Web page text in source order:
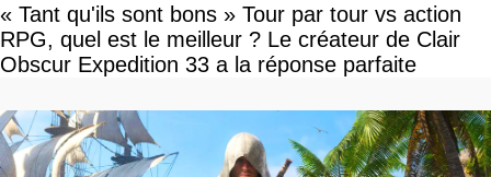
« Tant qu'ils sont bons » Tour par tour vs action
RPG, quel est le meilleur ? Le créateur de Clair
Obscur Expedition 33 a la réponse parfaite